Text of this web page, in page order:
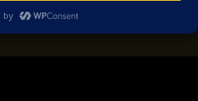
& GARAGE - MUSIC